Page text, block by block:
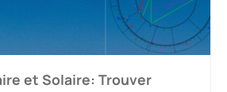
et Solaire: Trouver